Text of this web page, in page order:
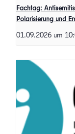
Fachtag:
Polarisierung und
01.09.2026 um